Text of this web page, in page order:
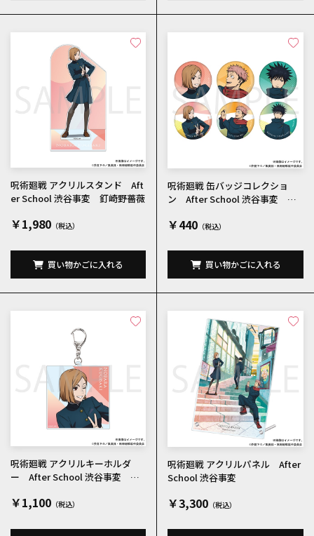
呪術廻戦 アクリルスタンド Aft
er School 渋谷事変 釘崎野薔薇
￥1,980
買い物かごに入れる
呪術廻戦 缶バッジコレクショ
ン After School 渋谷事変 全6
￥440
買い物かごに入れる
呪術廻戦 アクリルキーホルダ
ー After School 渋谷事変 釘
￥1,100
呪術廻戦 アクリルパネル After
School 渋谷事変
￥3,300